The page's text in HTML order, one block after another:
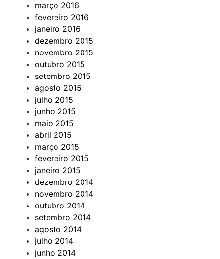
março 2016
fevereiro 2016
janeiro 2016
dezembro 2015
novembro 2015
outubro 2015
setembro 2015
agosto 2015
julho 2015
junho 2015
maio 2015
abril 2015
março 2015
fevereiro 2015
janeiro 2015
dezembro 2014
novembro 2014
outubro 2014
setembro 2014
agosto 2014
julho 2014
junho 2014